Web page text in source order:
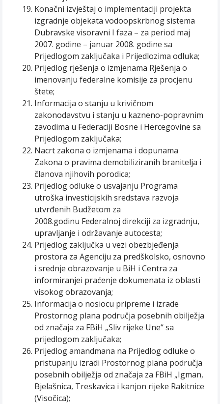
Konačni izvještaj o implementaciji projekta
izgradnje objekata vodoopskrbnog sistema
Dubravske visoravni I faza – za period maj
2007. godine – januar 2008. godine sa
Prijedlogom zaključaka i Prijedlozima odluka;
Prijedlog rješenja o izmjenama Rješenja o
imenovanju federalne komisije za procjenu
štete;
Informacija o stanju u krivičnom
zakonodavstvu i stanju u kazneno-popravnim
zavodima u Federaciji Bosne i Hercegovine sa
Prijedlogom zaključaka;
Nacrt zakona o izmjenama i dopunama
Zakona o pravima demobiliziranih branitelja i
članova njihovih porodica;
Prijedlog odluke o usvajanju Programa
utroška investicijskih sredstava razvoja
utvrđenih Budžetom za
2008.godinu Federalnoj direkciji za izgradnju,
upravljanje i održavanje autocesta;
Prijedlog zaključka u vezi obezbjeđenja
prostora za Agenciju za predškolsko, osnovno
i srednje obrazovanje u BiH i Centra za
informiranjei praćenje dokumenata iz oblasti
visokog obrazovanja;
Informacija o nosiocu pripreme i izrade
Prostornog plana područja posebnih obilježja
od značaja za FBiH „Sliv rijeke Une“ sa
prijedlogom zaključaka;
Prijedlog amandmana na Prijedlog odluke o
pristupanju izradi Prostornog plana područja
posebnih obilježja od značaja za FBiH „Igman,
Bjelašnica, Treskavica i kanjon rijeke Rakitnice
(Visočica);